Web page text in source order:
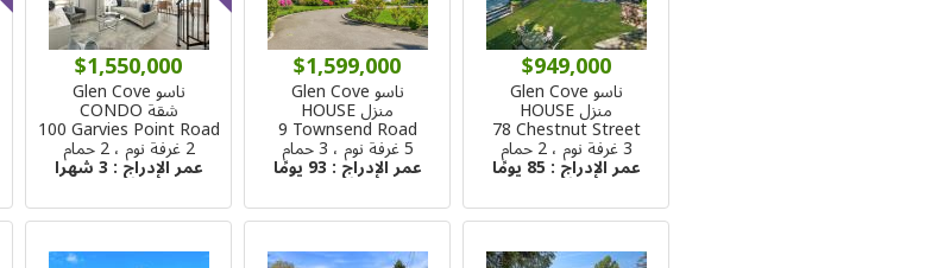
$949,000
ناسو Glen Cove
منزل HOUSE
78 Chestnut Street
3 غرفة نوم ، 2 حمام
عمر الإدراج : 85 يومًا
$1,599,000
ناسو Glen Cove
منزل HOUSE
9 Townsend Road
5 غرفة نوم ، 3 حمام
عمر الإدراج : 93 يومًا
$1,550,000
ناسو Glen Cove
شقة CONDO
100 Garvies Point Road
2 غرفة نوم ، 2 حمام
عمر الإدراج : 3 شهرا